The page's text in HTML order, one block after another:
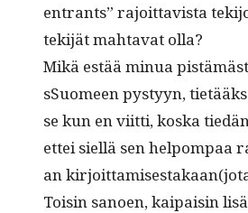
entrants” rajoit­tavista
tek­i­jät mah­ta­vat olla?
Mikä estää min­ua
sSuomeen pystyyn,
se kun en viit­ti, kos­ka
ettei siel­lä sen helpom­paa
an
Toisin sanoen, kaipaisin